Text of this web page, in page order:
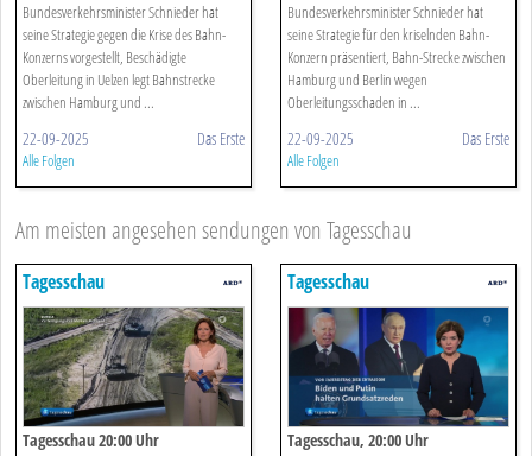
Bundesverkehrsminister Schnieder hat
seine Strategie gegen die Krise des Bahn-
Konzerns vorgestellt, Beschädigte
Oberleitung in Uelzen legt Bahnstrecke
zwischen Hamburg und ...
22-09-2025 Das Erste
Alle Folgen
Bundesverkehrsminister Schnieder hat
seine Strategie für den kriselnden Bahn-
Konzern präsentiert, Bahn-Strecke zwischen
Hamburg und Berlin wegen
Oberleitungsschaden in ...
22-09-2025 Das Erste
Alle Folgen
Am meisten angesehen sendungen von Tagesschau
Tagesschau
Tagesschau 20:00 Uhr
Tagesschau
Tagesschau, 20:00 Uhr